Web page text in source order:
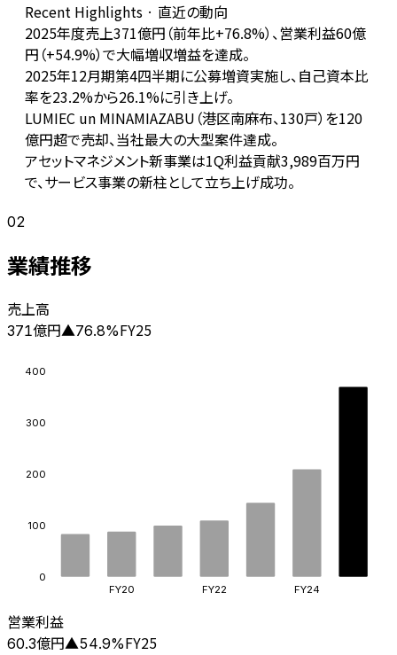
Recent Highlights · 直近の動向
2025年度売上371億円（前年比+76.8%）、営業利益60億
円（+54.9%）で大幅増収増益を達成。
2025年12月期第4四半期に公募増資実施し、自己資本比
率を23.2%から26.1%に引き上げ。
LUMIEC un MINAMIAZABU（港区南麻布、130戸）を120
億円超で売却、当社最大の大型案件達成。
アセットマネジメント新事業は1Q利益貢献3,989百万円
で、サービス事業の新柱として立ち上げ成功。
02
業績推移
売上高
371億円▲76.8%FY25
0
100
200
300
400
FY20 FY22 FY24
営業利益
60.3億円▲54.9%FY25